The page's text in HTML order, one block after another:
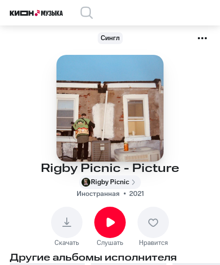
Сингл
Rigby Picnic - Picture
Rigby Picnic
Иностранная
2021
Скачать Слушать Нравится
Другие альбомы исполнителя